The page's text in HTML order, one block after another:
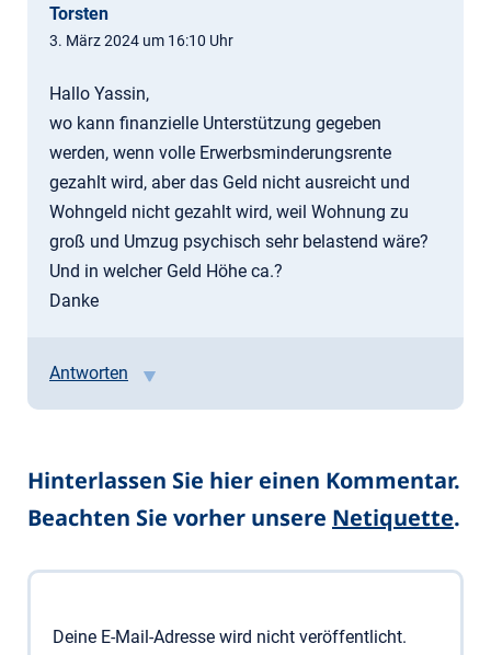
Torsten
3. März 2024 um 16:10 Uhr
Hallo Yassin,
wo kann finanzielle Unterstützung gegeben
werden, wenn volle Erwerbsminderungsrente
gezahlt wird, aber das Geld nicht ausreicht und
Wohngeld nicht gezahlt wird, weil Wohnung zu
groß und Umzug psychisch sehr belastend wäre?
Und in welcher Geld Höhe ca.?
Danke
Antworten
Hinterlassen Sie hier einen Kommentar.
Beachten Sie vorher unsere Netiquette.
Deine E-Mail-Adresse wird nicht veröffentlicht.